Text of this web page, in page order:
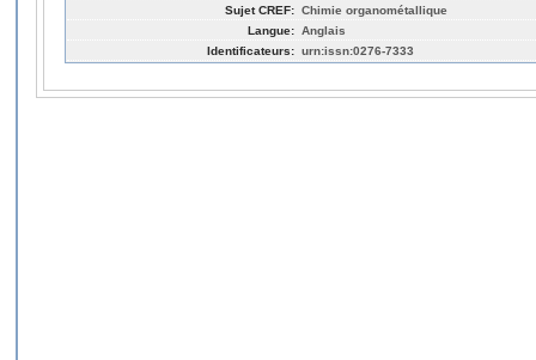
Sujet CREF: Chimie organométallique
Langue: Anglais
Identificateurs: urn:issn:0276-7333